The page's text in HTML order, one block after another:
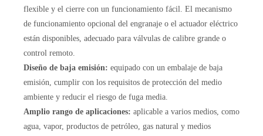
flexible y el cierre con un funcionamiento fácil. El mecanismo
de funcionamiento opcional del engranaje o el actuador eléctrico
están disponibles, adecuado para válvulas de calibre grande o
control remoto.
Diseño de baja emisión: equipado con un embalaje de baja
emisión, cumplir con los requisitos de protección del medio
ambiente y reducir el riesgo de fuga media.
Amplio rango de aplicaciones: aplicable a varios medios, como
agua, vapor, productos de petróleo, gas natural y medios